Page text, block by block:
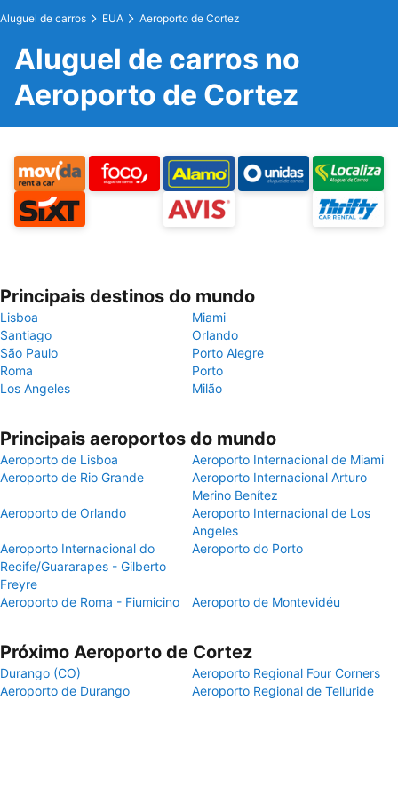
Aluguel de carros EUA Aeroporto de Cortez
Aluguel de carros no
Aeroporto de Cortez
Principais destinos do mundo
Lisboa
Miami
Santiago
Orlando
São Paulo
Porto Alegre
Roma
Porto
Los Angeles
Milão
Principais aeroportos do mundo
Aeroporto de Lisboa
Aeroporto Internacional de Miami
Aeroporto de Rio Grande
Aeroporto Internacional Arturo
Merino Benítez
Aeroporto de Orlando
Aeroporto Internacional de Los
Angeles
Aeroporto Internacional do
Recife/Guararapes - Gilberto
Freyre
Aeroporto do Porto
Aeroporto de Roma - Fiumicino Aeroporto de Montevidéu
Próximo Aeroporto de Cortez
Durango (CO)
Aeroporto Regional Four Corners
Aeroporto de Durango
Aeroporto Regional de Telluride